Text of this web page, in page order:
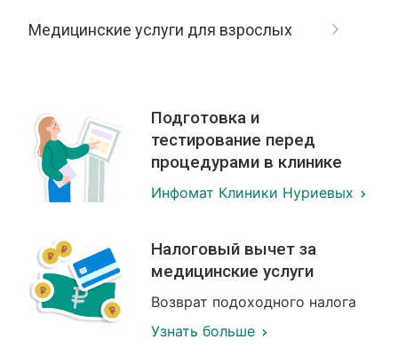
Медицинские услуги для взрослых
Подготовка и
тестирование перед
процедурами в клинике
Инфомат Клиники Нуриевых
Налоговый вычет за
медицинские услуги
Возврат подоходного налога
Узнать больше